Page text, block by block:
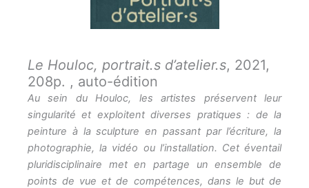
Le Houloc, portrait.s d’atelier.s, 2021,
208p. , auto-édition
Au sein du Houloc, les artistes préservent leur
singularité et exploitent diverses pratiques : de la
peinture à la sculpture en passant par l’écriture, la
photographie, la vidéo ou l’installation. Cet éventail
pluridisciplinaire met en partage un ensemble de
points de vue et de compétences, dans le but de